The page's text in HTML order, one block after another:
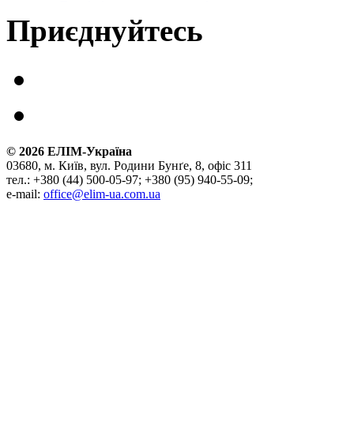
Приєднуйтесь
© 2026 ЕЛІМ-Україна
03680, м. Київ, вул. Родини Бунґе, 8, офіс 311
тел.: +380 (44) 500-05-97; +380 (95) 940-55-09;
e-mail: office@elim-ua.com.ua